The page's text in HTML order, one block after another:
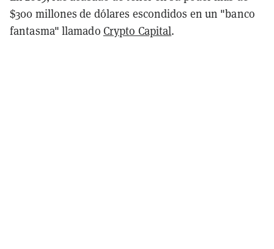
$300 millones de dólares escondidos en un "banco
fantasma" llamado Crypto Capital.